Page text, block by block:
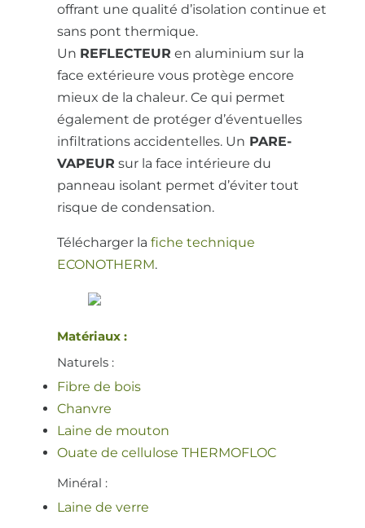
offrant une qualité d’isolation continue et
sans pont thermique.
Un REFLECTEUR en aluminium sur la
face extérieure vous protège encore
mieux de la chaleur. Ce qui permet
également de protéger d’éventuelles
infiltrations accidentelles. Un PARE-
VAPEUR sur la face intérieure du
panneau isolant permet d’éviter tout
risque de condensation.
Télécharger la fiche technique
ECONOTHERM.
Matériaux :
Naturels :
Fibre de bois
Chanvre
Laine de mouton
Ouate de cellulose THERMOFLOC
Minéral :
Laine de verre